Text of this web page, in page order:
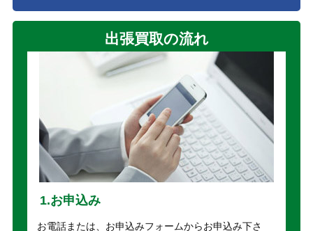
出張買取の流れ
1.お申込み
お電話または、お申込みフォームからお申込み下さ